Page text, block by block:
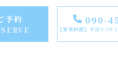
予約 090-
【営業時間】平日